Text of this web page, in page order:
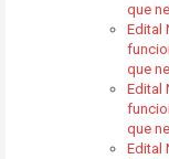
que
Edital
que
Edital
que
Edital